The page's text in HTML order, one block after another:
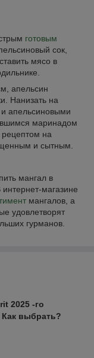
готовым
сок,
мясо в
апельсин
Нанизать на
апельсиновыми
маринадом
рецептом на
и сытным.
мангал в
магазине
мангалов, а
удовлетворят
гурманов.
2025 -го
выбрать?